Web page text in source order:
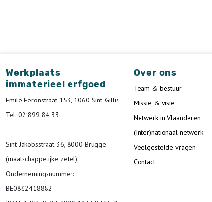
Werkplaats
immaterieel erfgoed
Emile Feronstraat 153, 1060 Sint-Gillis
Tel. 02 899 84 33
Sint-Jakobsstraat 36, 8000 Brugge
(maatschappelijke zetel)
Ondernemingsnummer:
BE0862418882
Over ons
Team & bestuur
Missie & visie
Netwerk in Vlaanderen
(Inter)nationaal netwerk
Veelgestelde vragen
Contact